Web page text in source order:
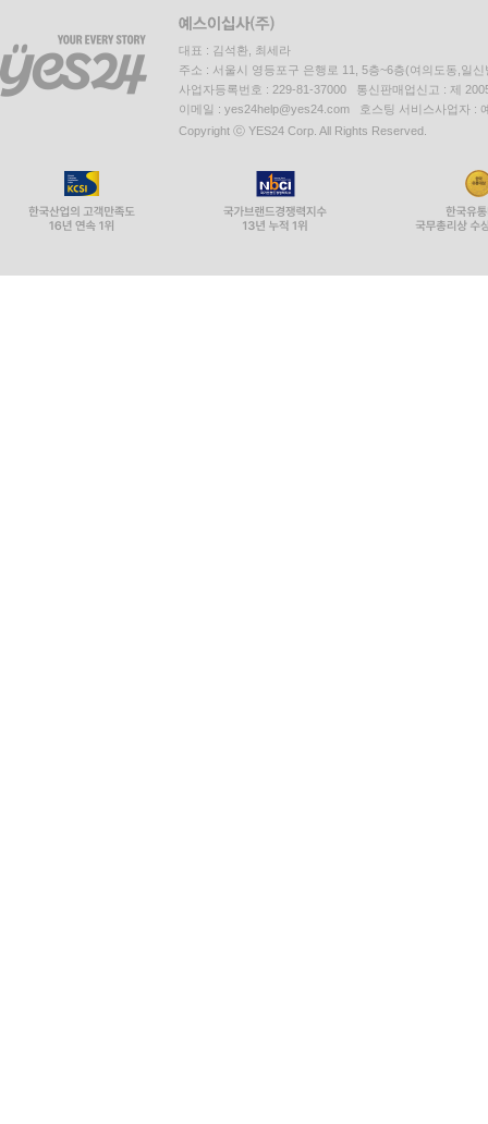
대표 : 김석환, 최세라
주소 : 서울시 영등포구 은행로 11, 5층~6층(여의도동,일신
사업자등록번호 : 229-81-37000 통신판매업신고 : 제
이메일 : yes24help@yes24.com 호스팅 서비스사업자 :
Copyright ⓒ YES24 Corp. All Rights Reserved.